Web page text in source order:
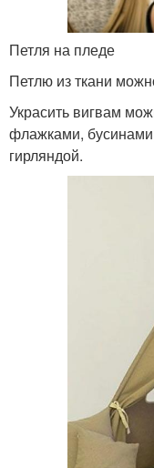
Петля на пледе
Петлю из ткани
Украсить вигвам
флажками,
гирляндой.